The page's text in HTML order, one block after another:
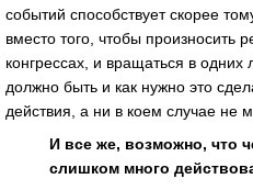
событий способствует скорее
вместо того, чтобы произносить
конгрессах, и вращаться в
должно быть и как нужно это
действия, а ни в коем случае не
И все же, возможно, что
слишком много